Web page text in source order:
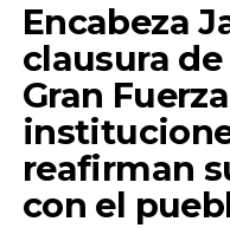
Encabeza
clausura
Gran
reafirman
con el